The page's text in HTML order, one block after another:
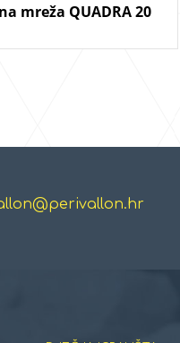
mreža QUADRA 20